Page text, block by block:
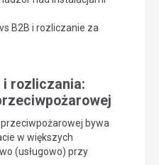
B2B i rozliczanie za
i rozliczania:
bywa
w większych
(usługowo) przy